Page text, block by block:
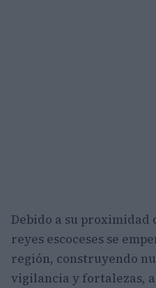
Debido a su proximidad
reyes escoceses se
región, construyendo
vigilancia y fortalezas,